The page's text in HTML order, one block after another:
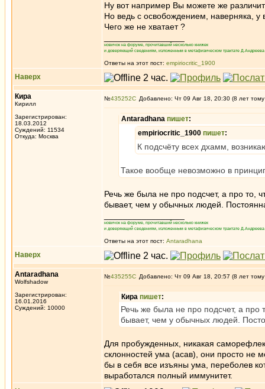
Ну вот например Вы можете же
Но ведь с освобождением, наверняка, у
Чего же не хватает ?
новичок на форуме, прочитавший несколько книжек
и доверяющий сведениям, изложенным в метафизическом трактате
Ответы на этот пост: empiriocritic_1900
Наверх
Кира
Кирилл
Зарегистрирован:
18.03.2012
Суждений: 11534
Откуда: Москва
№435252 Добавлено: Чт 09 Авг 18, 20:30 (8 лет
Antaradhana пишет:
empiriocritic_1900 пишет:
К подсчёту всех дхамм,
Такое вообще невозможно в
Речь же была не про подсчет, а про то,
бывает, чем у обычных людей.
новичок на форуме, прочитавший несколько книжек
и доверяющий сведениям, изложенным в метафизическом трактате
Ответы на этот пост: Antaradhana
Наверх
Antaradhana
Wolfshadow
Зарегистрирован:
16.01.2016
Суждений: 10000
№435255 Добавлено: Чт 09 Авг 18, 20:57 (8 лет
Кира пишет:
Речь же была не про подсчет, а про
бывает, чем у обычных людей.
Для пробужденных, никакая
склонностей ума (асав), они просто не
бы в себя все изъяны ума, переболев
выработался полный иммунитет.